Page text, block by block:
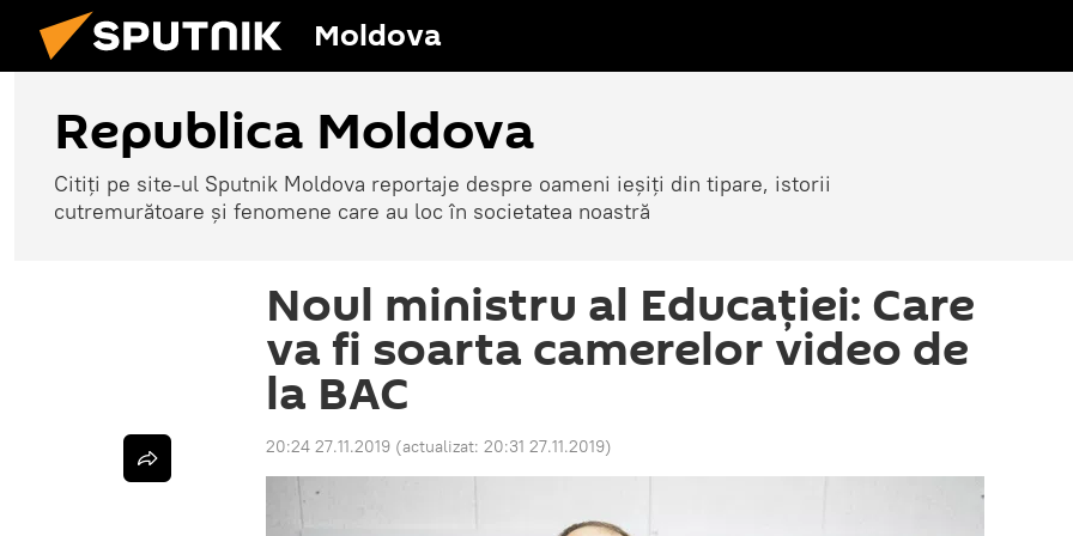
Moldova
Republica Moldova
Citiți pe site-ul Sputnik Moldova reportaje despre oameni ieșiți din tipare, istorii
cutremurătoare și fenomene care au loc în societatea noastră
Noul ministru al Educației: Care
va fi soarta camerelor video de
la BAC
20:24 27.11.2019 (actualizat: 20:31 27.11.2019)